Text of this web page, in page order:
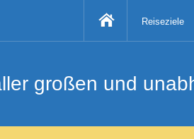
Reiseziele
großen und